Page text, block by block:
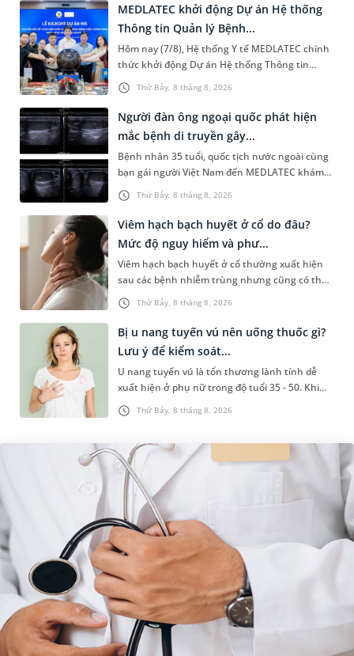
Thứ Bảy, 8 tháng 8, 2026
MEDLATEC khởi động Dự án Hệ thống
Thông tin Quản lý Bệnh...
Hôm nay (7/8), Hệ thống Y tế MEDLATEC chính
thức khởi động Dự án Hệ thống Thông tin
Quản lý Bệnh viện (HIS - Hospital Information
System) giai đoạn mới. Dự á...
Thứ Bảy, 8 tháng 8, 2026
Người đàn ông ngoại quốc phát hiện
mắc bệnh di truyền gây...
Bệnh nhân 35 tuổi, quốc tịch nước ngoài cùng
bạn gái người Việt Nam đến MEDLATEC khám
sức khỏe tiền hôn nhân. Qua thăm khám và
làm các xét nghiệm chuyên sâu,...
Thứ Bảy, 8 tháng 8, 2026
Viêm hạch bạch huyết ở cổ do đâu?
Mức độ nguy hiểm và phư...
Viêm hạch bạch huyết ở cổ thường xuất hiện
sau các bệnh nhiễm trùng nhưng cũng có thể
liên quan đến lao hạch hoặc ung thư. Để tìm
hiểu nguyên nhân gây viêm,...
Thứ Bảy, 8 tháng 8, 2026
Bị u nang tuyến vú nên uống thuốc gì?
Lưu ý để kiểm soát...
U nang tuyến vú là tổn thương lành tính dễ
xuất hiện ở phụ nữ trong độ tuổi 35 - 50. Khi
được chẩn đoán mắc bệnh, nhiều người
thường băn khoăn u nang tuyến v...